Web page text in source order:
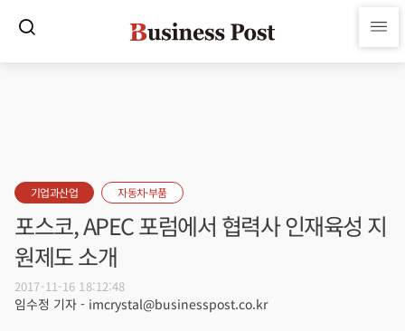
기업과산업 자동차·부품
포스코, APEC 포럼에서 협력사 인재육성 지
원제도 소개
2017-11-16 18:12:48
임수정 기자 - imcrystal@businesspost.co.kr